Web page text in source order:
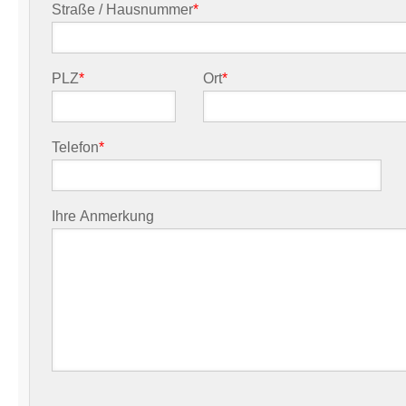
Straße / Hausnummer*
PLZ* Ort*
Telefon*
Ihre Anmerkung